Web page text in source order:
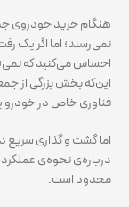
هنگام خرید خودروی
نمی‌رسند؛ اما اگر یک
احساس می‌کنید که
این‌که بخش بزرگی از
فناوری خاص در خودرو
اما گشت و گذاری سریع
درباره‌ی نحوه‌ی
محدود است.